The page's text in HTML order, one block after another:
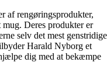
af rengøringsprodukter,
Deres produkter er
selv det mest genstridige
Harald Nyborg et
dig med at bekæmpe